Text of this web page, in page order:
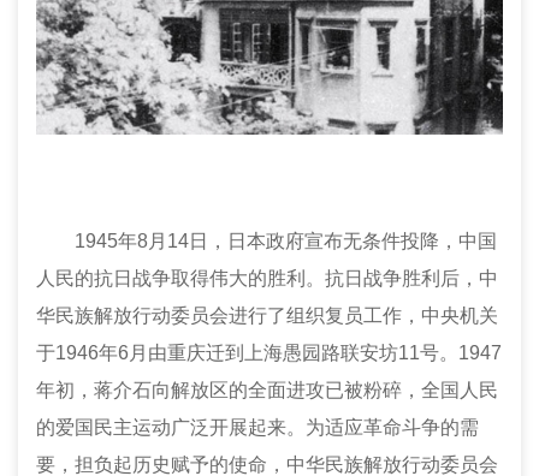
1945年8月 14日，日本政府宣布无条件投降，中国
人民的抗日战争取得伟大的胜利。抗日战争胜利后，中
华民族解放行动委员会进行了组织复员工作，中央机关
于1946年6 月由重庆迁到上海愚园路联安坊11号。 1947
年初，蒋介石向解放区的全面进攻已被粉碎，全国人民
的爱国民主运动广泛开展起来。为适应革命斗争的需
要，担负起历史赋予的使命，中华民族解放行动委员会